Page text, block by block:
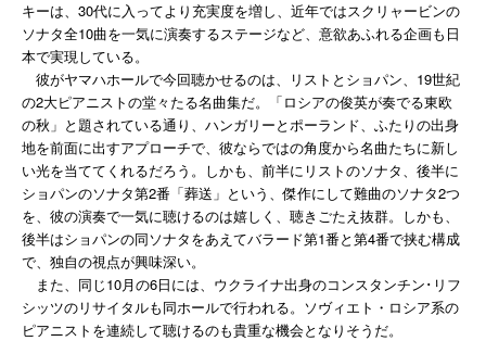
キーは、30代に入ってより充実度を増し、近年ではスクリャービンの
ソナタ全10曲を一気に演奏するステージなど、意欲あふれる企画も日
本で実現している。
彼がヤマハホールで今回聴かせるのは、リストとショパン、19世紀
の2大ピアニストの堂々たる名曲集だ。「ロシアの俊英が奏でる東欧
の秋」と題されている通り、ハンガリーとポーランド、ふたりの出身
地を前面に出すアプローチで、彼ならではの角度から名曲たちに新し
い光を当ててくれるだろう。しかも、前半にリストのソナタ、後半に
ショパンのソナタ第2番「葬送」という、傑作にして難曲のソナタ2つ
を、彼の演奏で一気に聴けるのは嬉しく、聴きごたえ抜群。しかも、
後半はショパンの同ソナタをあえてバラード第1番と第4番で挟む構成
で、独自の視点が興味深い。
また、同じ10月の6日には、ウクライナ出身のコンスタンチン･リフ
シッツのリサイタルも同ホールで行われる。ソヴィエト・ロシア系の
ピアニストを連続して聴けるのも貴重な機会となりそうだ。